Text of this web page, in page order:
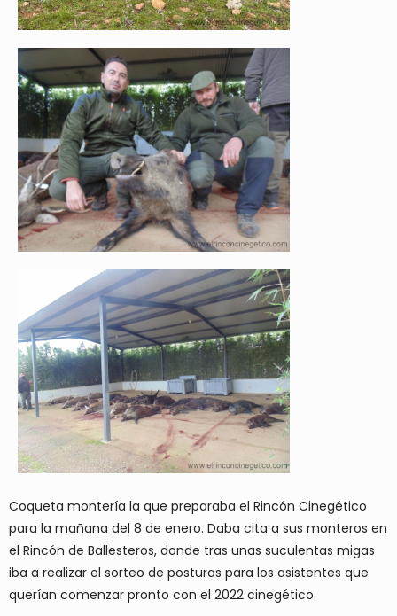
Coqueta montería la que preparaba el Rincón Cinegético
para la mañana del 8 de enero. Daba cita a sus monteros en
el Rincón de Ballesteros, donde tras unas suculentas migas
iba a realizar el sorteo de posturas para los asistentes que
querían comenzar pronto con el 2022 cinegético.